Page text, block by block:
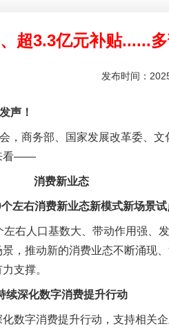
超3.3亿元补贴......
发布时间：
声！
商务部、国家发展改革委、文
看——
消费新业态
左右消费新业态新模式新场景
人口基数大、带动作用强、
，推动新的消费业态不断涌现
支撑。
续深化数字消费提升行动
字消费提升行动，支持相关